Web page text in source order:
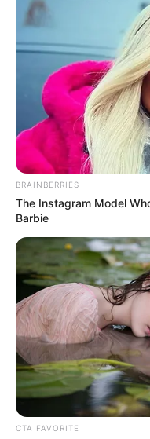
BRAINBERRIES
The Instagram Model
Barbie
CTA FAVORITE